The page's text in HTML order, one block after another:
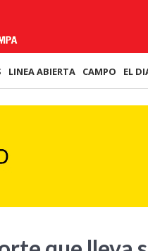
LINEA ABIERTA CAMPO EL